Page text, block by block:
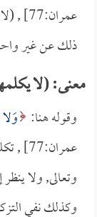
ذلك عن غير
معنى: (لا
وقوله هنا:
وتعالى, ولا
وكذلك نفي